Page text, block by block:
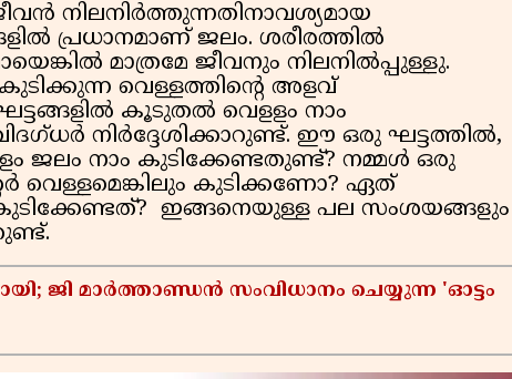
നിലനിര്‍ത്തുന്നതിനാവശ്യമായ
പ്രധാനമാണ് ജലം. ശരീരത്തില്‍
മാത്രമേ ജീവനും നിലനില്‍പ്പുള്ളു.
വെള്ളത്തിന്റെ അളവ്
കൂടുതല്‍ വെളളം നാം
നിര്‍ദ്ദേശിക്കാറുണ്ട്. ഈ ഒരു ഘട്ടത്തില്‍,
ജലം നാം കുടിക്കേണ്ടതുണ്ട്? നമ്മള്‍ ഒരു
വെള്ളമെങ്കിലും കുടിക്കണോ? ഏത്
കുടിക്കേണ്ടത്? ഇങ്ങനെയുള്ള പല സംശയങ്ങളും
ജി മാർത്താണ്ഡൻ സംവിധാനം ചെയ്യുന്ന 'ഓട്ടം